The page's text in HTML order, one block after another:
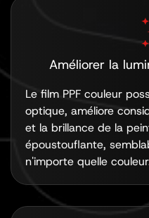
Améliorer la
Le film PPF couleur
optique, améliore
et la brillance de la
époustouflante,
n'importe quelle